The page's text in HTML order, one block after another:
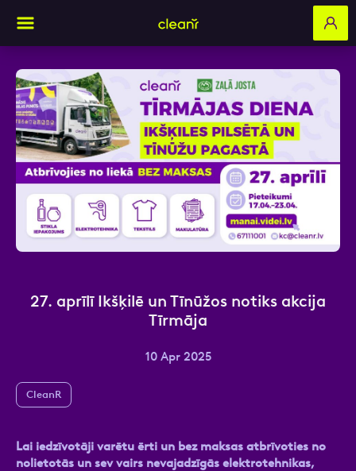
27. aprīlī Ikšķilē un Tīnūžos notiks akcija
Tīrmāja
10 Apr 2025
CleanR
Lai iedzīvotāji varētu ērti un bez maksas atbrīvoties no
nolietotās un sev vairs nevajadzīgās elektrotehnikas,
Aizpildi pieteikuma formu un mēs ar tevi
sazināsimies
Vārds, Uzvārds